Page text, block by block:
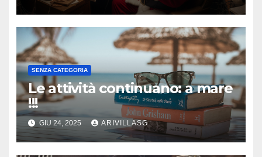
SENZA CATEGORIA
Le attività continuano: a mare
!!!
GIU 24, 2025 ARIVILLASG